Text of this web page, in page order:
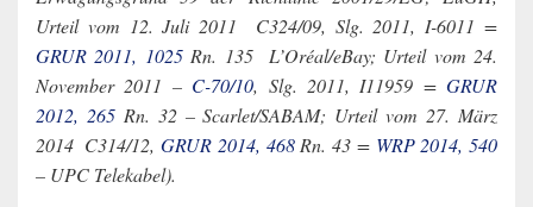
Urteil vom 12. Juli 2011 ­ C­324/09, Slg. 2011, I-6011 =
GRUR 2011, 1025Rn. 135 ­ L’Oréal/eBay; Urteil vom 24.
November 2011 – C-70/10, Slg. 2011, I­11959 = GRUR
2012, 265Rn. 32 – Scarlet/SABAM; Urteil vom 27. März
2014 ­ C­314/12,GRUR 2014, 468Rn. 43 = WRP 2014, 540
– UPC Telekabel).